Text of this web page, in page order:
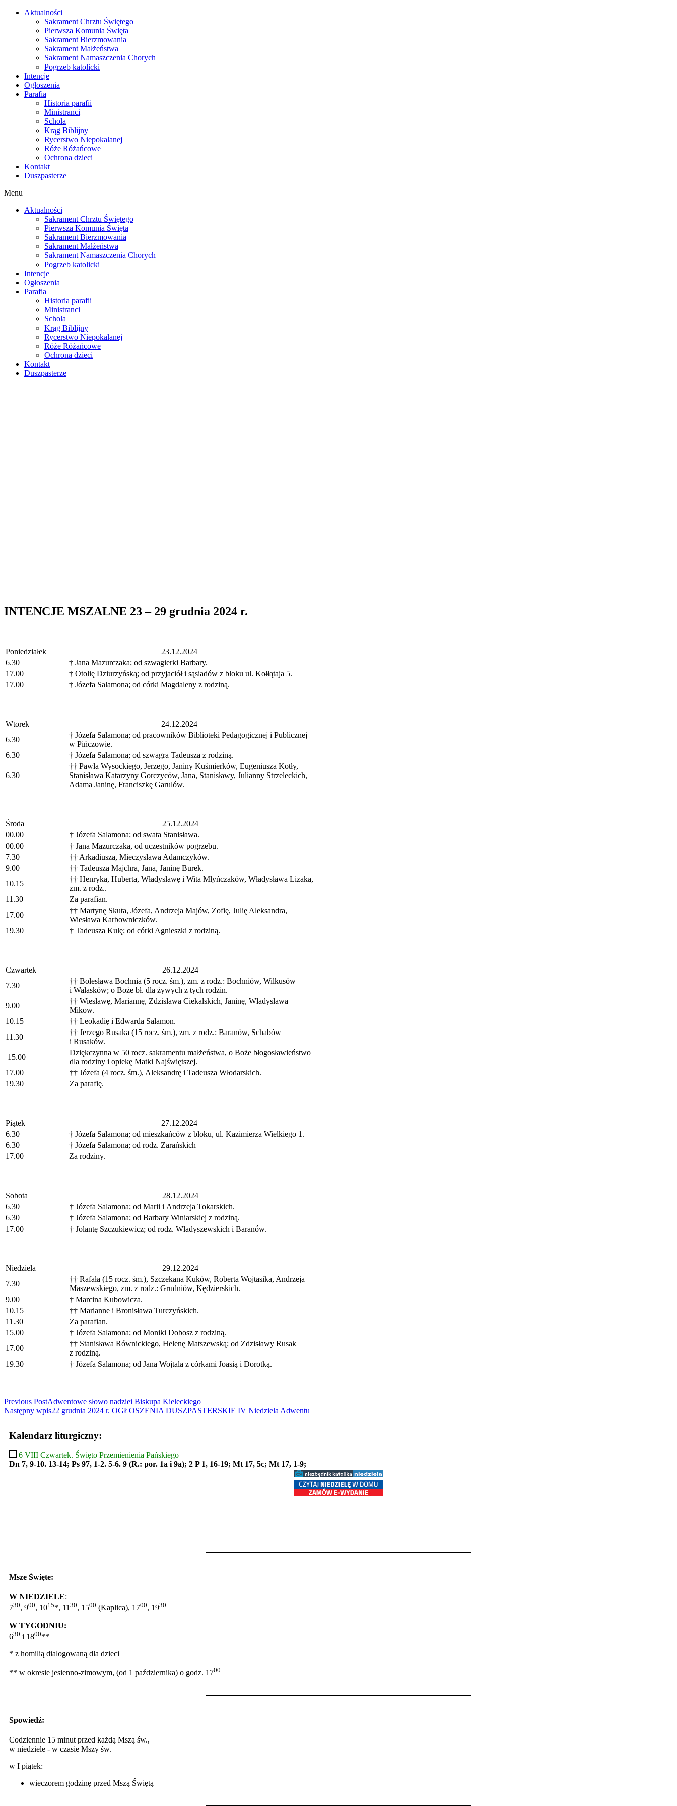
Skip
Aktualności
Sakrament Chrztu Świętego
Pierwsza Komunia Święta
Sakrament Bierzmowania
Sakrament Małżeństwa
Sakrament Namaszczenia Chorych
Pogrzeb katolicki
Intencje
Ogłoszenia
Parafia
Historia parafii
Ministranci
Schola
Krąg Biblijny
Rycerstwo Niepokalanej
Róże Różańcowe
Ochrona dzieci
Kontakt
Duszpasterze
Menu
Aktualności
Sakrament Chrztu Świętego
Pierwsza Komunia Święta
Sakrament Bierzmowania
Sakrament Małżeństwa
Sakrament Namaszczenia Chorych
Pogrzeb katolicki
Intencje
Ogłoszenia
Parafia
Historia parafii
Ministranci
Schola
Krąg Biblijny
Rycerstwo Niepokalanej
Róże Różańcowe
Ochrona dzieci
Kontakt
Duszpasterze
INTENCJE MSZALNE 23 – 29 grudnia 2024 r.
Poniedziałek
23.12.2024
6.30
† Jana Mazurczaka; od szwagierki Barbary.
17.00
† Otolię Dziurzyńską; od przyjaciół i sąsiadów z bloku ul. Kołłątaja 5.
17.00
† Józefa Salamona; od córki Magdaleny z rodziną.
Wtorek
24.12.2024
6.30
† Józefa Salamona; od pracowników Biblioteki Pedagogicznej i Publicznej
w Pińczowie.
6.30
† Józefa Salamona; od szwagra Tadeusza z rodziną.
6.30
†† Pawła Wysockiego, Jerzego, Janiny Kuśmierków, Eugeniusza Kotły,
Stanisława Katarzyny Gorczyców, Jana, Stanisławy, Julianny Strzeleckich,
Adama Janinę, Franciszkę Garulów.
Środa
25.12.2024
00.00
† Józefa Salamona; od swata Stanisława.
00.00
† Jana Mazurczaka, od uczestników pogrzebu.
7.30
†† Arkadiusza, Mieczysława Adamczyków.
9.00
†† Tadeusza Majchra, Jana, Janinę Burek.
10.15
†† Henryka, Huberta, Władysławę i Wita Młyńczaków, Władysława Lizaka,
zm. z rodz..
11.30
Za parafian.
17.00
†† Martynę Skuta, Józefa, Andrzeja Majów, Zofię, Julię Aleksandra,
Wiesława Karbowniczków.
19.30
† Tadeusza Kulę; od córki Agnieszki z rodziną.
Czwartek
26.12.2024
7.30
†† Bolesława Bochnia (5 rocz. śm.), zm. z rodz.: Bochniów, Wilkusów
i Walasków; o Boże bł. dla żywych z tych rodzin.
9.00
†† Wiesławę, Mariannę, Zdzisława Ciekalskich, Janinę, Władysława
Mikow.
10.15
†† Leokadię i Edwarda Salamon.
11.30
†† Jerzego Rusaka (15 rocz. śm.), zm. z rodz.: Baranów, Schabów
i Rusaków.
15.00
Dziękczynna w 50 rocz. sakramentu małżeństwa, o Boże błogosławieństwo
dla rodziny i opiekę Matki Najświętszej.
17.00
†† Józefa (4 rocz. śm.), Aleksandrę i Tadeusza Włodarskich.
19.30
Za parafię.
Piątek
27.12.2024
6.30
† Józefa Salamona; od mieszkańców z bloku, ul. Kazimierza Wielkiego 1.
6.30
† Józefa Salamona; od rodz. Zarańskich
17.00
Za rodziny.
Sobota
28.12.2024
6.30
† Józefa Salamona; od Marii i Andrzeja Tokarskich.
6.30
† Józefa Salamona; od Barbary Winiarskiej z rodziną.
17.00
† Jolantę Szczukiewicz; od rodz. Władyszewskich i Baranów.
Niedziela
29.12.2024
7.30
†† Rafała (15 rocz. śm.), Szczekana Kuków, Roberta Wojtasika, Andrzeja
Maszewskiego, zm. z rodz.: Grudniów, Kędzierskich.
9.00
† Marcina Kubowicza.
10.15
†† Marianne i Bronisława Turczyńskich.
11.30
Za parafian.
15.00
† Józefa Salamona; od Moniki Dobosz z rodziną.
17.00
†† Stanisława Równickiego, Helenę Matszewską; od Zdzisławy Rusak
z rodziną.
19.30
† Józefa Salamona; od Jana Wojtala z córkami Joasią i Dorotką.
Read
more
articles
Previous PostAdwentowe słowo nadziei Biskupa Kieleckiego
Następny wpis22 grudnia 2024 r. OGŁOSZENIA DUSZPASTERSKIE IV Niedziela Adwentu
Kalendarz liturgiczny:
6 VIII Czwartek. Święto Przemienienia Pańskiego
Dn 7, 9-10. 13-14; Ps 97, 1-2. 5-6. 9 (R.: por. 1a i 9a); 2 P 1, 16-19; Mt 17, 5c; Mt 17, 1-9;
Msze Święte:
W NIEDZIELE:
730, 900, 1015*, 1130, 1500 (Kaplica), 1700, 1930
W TYGODNIU:
630 i 1800**
* z homilią dialogowaną dla dzieci
** w okresie jesienno-zimowym, (od 1 października) o godz. 1700
Spowiedź:
Codziennie 15 minut przed każdą Mszą św.,
w niedziele - w czasie Mszy św.
w I piątek:
wieczorem godzinę przed Mszą Świętą